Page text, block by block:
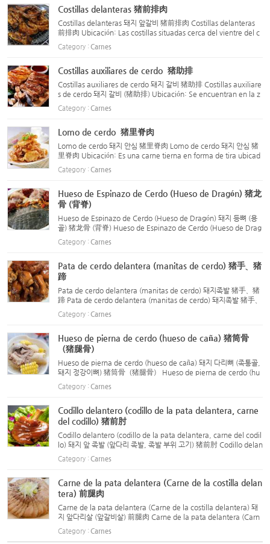
Costillas delanteras 猪前排肉
Costillas delanteras 돼지 앞갈비 猪前排肉 Costillas delanteras
前排肉 Ubicación: Las costillas situadas cerca del vientre del c
erdo, en la parte inferior de las costillas principales (costillas n
ormales y costillas pequeñas), se conocen como...
Category : Carnes
Costillas auxiliares de cerdo 猪助排
Costillas auxiliares de cerdo 돼지 갈비 猪助排 Costillas auxiliare
s de cerdo 돼지 갈비 (猪助排) Ubicación: Se encuentran en la z
ona de las costillas del cerdo, eliminando completamente el h
ueso de la columna vertebral y la cavidad torácica, ...
Category : Carnes
Lomo de cerdo 猪里脊肉
Lomo de cerdo 돼지 안심 猪里脊肉 Lomo de cerdo 돼지 안심 猪
里脊肉 Ubicación: Es una carne tierna en forma de tira ubicad
a en el lado interno de las vértebras del cerdo. Se divide en lo
mo de cerdo grande y pequeño. Características: No tiene t...
Category : Carnes
Hueso de Espinazo de Cerdo (Hueso de Dragón) 猪龙
骨 (背脊)
Hueso de Espinazo de Cerdo (Hueso de Dragón) 돼지 등뼈 (용
골) 猪龙骨 (背脊) Hueso de Espinazo de Cerdo (Hueso de Drag
ón) 돼지 등뼈 (용골) 猪龙骨 (背脊) El hueso de espinazo de cerd
o se refiere a los huesos de la columna vertebral del cerdo. ...
Category : Carnes
Pata de cerdo delantera (manitas de cerdo) 猪手、猪
蹄
Pata de cerdo delantera (manitas de cerdo) 돼지족발 猪手、猪
蹄 Pata de cerdo delantera (manitas de cerdo) 돼지족발 猪手、
猪蹄 La pata de cerdo, también conocida como “manitas de c
erdo”, se divide en pata delantera y trasera. La pata delante
Category : Carnes
Hueso de pierna de cerdo (hueso de caña) 猪筒骨
（猪腿骨）
Hueso de pierna de cerdo (hueso de caña) 돼지 다리뼈 (족통골,
돼지 정강이뼈) 猪筒骨（猪腿骨） Hueso de pierna de cerdo (hu
eso de caña) 돼지 다리뼈 (족통골, 돼지 정강이뼈) 猪筒骨（猪腿
骨） Descripción: El hueso de pierna de cerdo es un ingred...
Category : Carnes
Codillo delantero (codillo de la pata delantera, carne
del codillo) 猪前肘
Codillo delantero (codillo de la pata delantera, carne del codil
lo) 돼지 앞 족발 (앞다리 족발, 족발 부위 고기) 猪前肘 Codillo delan
tero (codillo de la pata delantera, carne del codillo) 돼지 앞 족
발 (앞다리 족발, 족발 부위 고기) 猪前肘 (前蹄...
Category : Carnes
Carne de la pata delantera (Carne de la costilla delan
tera) 前腿肉
Carne de la pata delantera (Carne de la costilla delantera) 돼
지 앞다리살 (앞갈비살) 前腿肉 Carne de la pata delantera (Carn
e de la costilla delantera) 돼지 앞다리살 (앞갈비살) 前腿肉（前排
肉） Ubicación: Es la carne que va desde la parte su...
Category : Carnes